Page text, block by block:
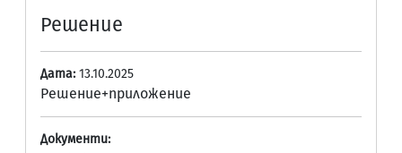
Решение
Дата: 13.10.2025
Решение+приложение
Документи: